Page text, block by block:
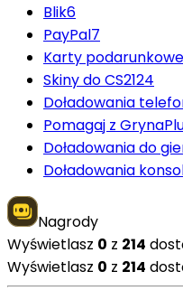
Blik6
PayPal7
Karty podarunkowe
Skiny do CS2124
Doładowania
Pomagaj z
Doładowania do
Doładowania
Nagrody
Wyświetlasz 0 z 214
Wyświetlasz 0 z 214